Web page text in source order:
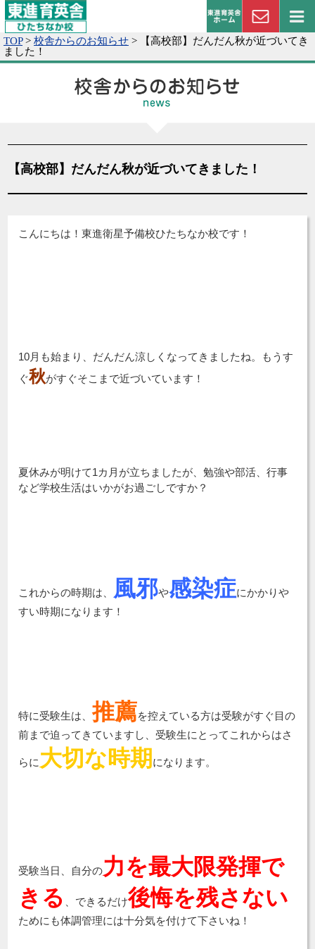
TOP> 校舎からのお知らせ >
【高校部】だんだん秋が近づいてき
ました！
【高校部】だんだん秋が近づいてきました！
こんにちは！東進衛星予備校ひたちなか校です ！
10月も始まり、だんだん涼しくなってきましたね。もうす
ぐ秋がすぐそこまで近づいています！
夏休みが明けて1カ月が立ちましたが、勉強や部活、行事
など学校生活はいかがお過ごしですか？
これからの時期は、 風邪や感染症にかかりや
すい時期になります！
特に受験生は、推薦を控えている方は受験がすぐ目の
前まで迫ってきていますし、受験生にとってこれからはさ
らに大切な時期 になります。
受験当日、自分の力を最大限発揮で
きる
、できるだけ後悔を残さない
ためにも体調管理には十分気を付けて下さいね！